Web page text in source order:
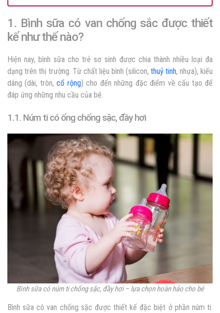
1. Bình sữa có van chống sắc được thiết
kế như thế nào?
Hiện nay, bình sữa cho trẻ sơ sinh được chia thành nhiều loại đa
dạng trên thị trường. Từ chất liệu bình (silicon, thuỷ tinh, nhựa), kiểu
dáng (dài, tròn,cổ rộng) cho đến những đặc điểm về cấu tạo để
đáp ứng những nhu cầu của bé.
1.1. Núm ti có ống chống sặc, đầy hơi
Bình sữa có núm ti chống sặc, đầy hơi – lựa chọn hoàn hảo cho bé
Bình sữa có van chống sặc được thiết kế đặc biệt ở phần núm ti.